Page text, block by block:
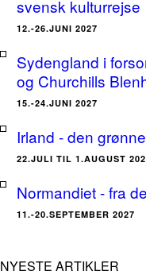
svensk kulturrejse
12.-26.JUNI 2027
Sydengland i
og Churchills
15.-24.JUNI 2027
Irland - den
22.JULI TIL 1.AUGUST
Normandiet - fra
11.-20.SEPTEMBER 2027
NYESTE ARTIKLER